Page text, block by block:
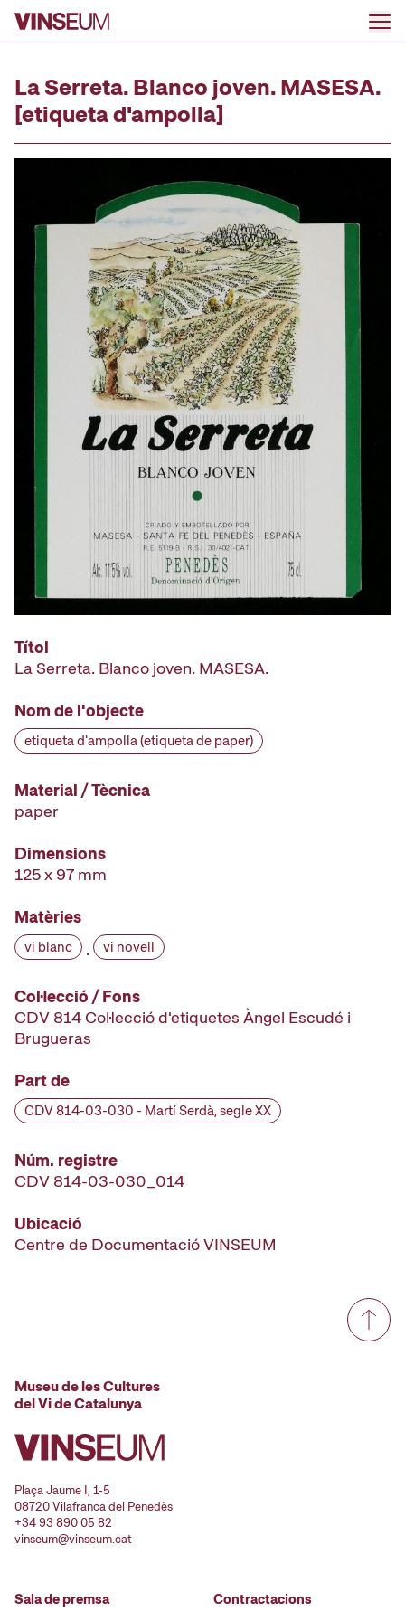
Anar al contingut
La Serreta. Blanco joven. MASESA.
[etiqueta d'ampolla]
Títol
La Serreta. Blanco joven. MASESA.
Nom de l'objecte
etiqueta d'ampolla (etiqueta de paper)
Material / Tècnica
paper
Dimensions
125 x 97 mm
Matèries
vi blanc · vi novell
Col·lecció / Fons
CDV 814 Col·lecció d'etiquetes Àngel Escudé i
Brugueras
Part de
CDV 814-03-030 - Martí Serdà, segle XX
Núm. registre
CDV 814-03-030_014
Ubicació
Centre de Documentació VINSEUM
Museu de les Cultures
del Vi de Catalunya
Plaça Jaume I, 1-5
08720 Vilafranca del Penedès
+34 93 890 05 82
vinseum@vinseum.cat
Sala de premsa
Contractacions